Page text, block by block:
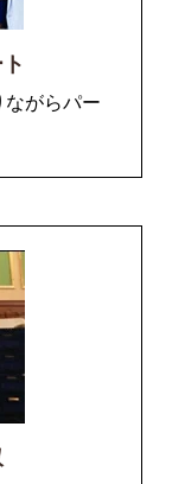
がらパー